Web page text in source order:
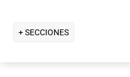
+ SECCIONES